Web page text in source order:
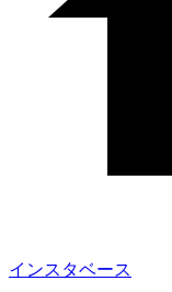
インスタベース